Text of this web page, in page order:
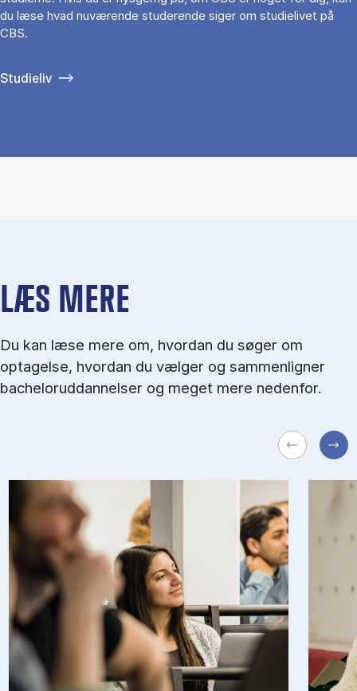
du læse hvad nuværende studerende siger om studielivet på
CBS.
Studieliv
LÆS MERE
Du kan læse mere om, hvordan du søger om
optagelse, hvordan du vælger og sammenligner
bacheloruddannelser og meget mere nedenfor.